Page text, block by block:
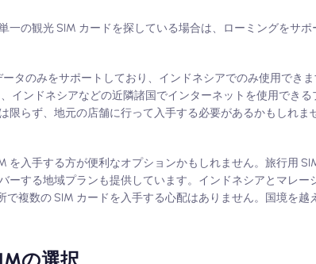
一の観光 SIM カードを探している場合は、ローミングをサ
タのみをサポートしており、インドネシアでのみ使用でき
インドネシアなどの近隣諸国でインターネットを使用でき
限らず、地元の店舗に行って入手する必要があるかもしれ
を入手する方が便利なオプションかもしれません。旅行用
ーする地域プランも提供しています。インドネシアとマレー
複数の SIM カードを入手する心配はありません。国境を